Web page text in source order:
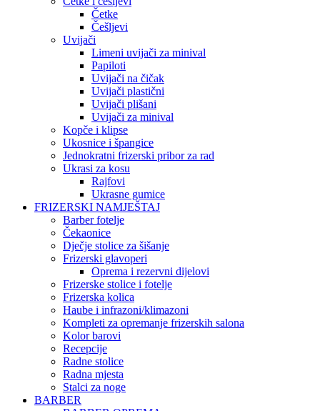
Četke
Češljevi
Uvijači
Limeni uvijači za minival
Papiloti
Uvijači na čičak
Uvijači plastični
Uvijači plišani
Uvijači za minival
Kopče i klipse
Ukosnice i špangice
Jednokratni frizerski pribor za rad
Ukrasi za kosu
Rajfovi
Ukrasne gumice
FRIZERSKI NAMJEŠTAJ
Barber fotelje
Čekaonice
Dječje stolice za šišanje
Frizerski glavoperi
Oprema i rezervni dijelovi
Frizerske stolice i fotelje
Frizerska kolica
Haube i infrazoni/klimazoni
Kompleti za opremanje frizerskih salona
Kolor barovi
Recepcije
Radne stolice
Radna mjesta
Stalci za noge
BARBER